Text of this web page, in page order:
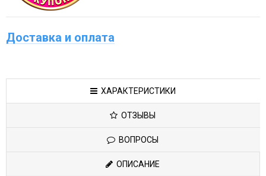
Доставка и оплата
ХАРАКТЕРИСТИКИ
ОТЗЫВЫ
ВОПРОСЫ
ОПИСАНИЕ